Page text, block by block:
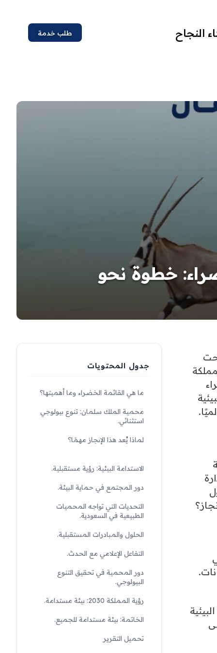
النجاح طلب خدمة
خطوة نحو
جدول المحتويات
ما هي القائمة الخضراء وما أهميتها؟
محمية الملك سلمان: تنوع بيولوجي
استثنائي.
لماذا يُعد هذا الإنجاز مهمًا؟
الاستدامة البيئية: رؤية مستقبلية.
دور المجتمع في حماية البيئة.
التحديات التي تواجه المحميات
الطبيعية في السعودية.
الحلول والمبادرات المستقبلية.
التفاعل الإعلامي مع الحدث.
دور المحمية في تحقيق التنوع
البيولوجي.
رؤية المملكة 2030: بيئة مستدامة.
الخاتمة: بيئة مستدامة للجميع.
تحميل التقرير